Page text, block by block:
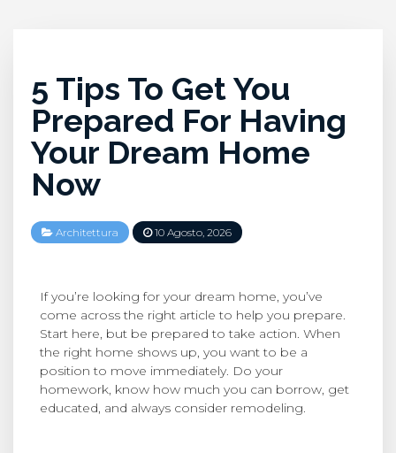
5 Tips To Get You
Prepared For Having
Your Dream Home
Now
Architettura 10 Agosto, 2026
If you’re looking for your dream home, you’ve
come across the right article to help you prepare.
Start here, but be prepared to take action. When
the right home shows up, you want to be a
position to move immediately. Do your
homework, know how much you can borrow, get
educated, and always consider remodeling.